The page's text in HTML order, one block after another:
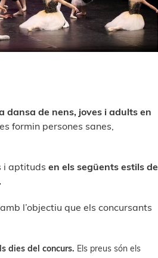
dansa de nens, joves i adults en
formin persones sanes,
i aptituds en els següents estils de
l’objectiu que els concursants
dies del concurs. Els preus són els